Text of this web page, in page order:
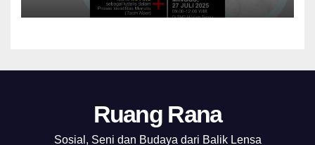
Ruang Rana
Sosial, Seni dan Budaya dari Balik Lensa